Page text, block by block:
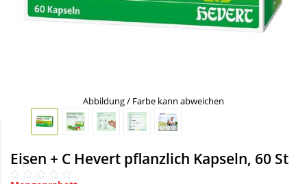
Schnäppchen
Täglich gut versorgt
Liebe & Erotik
NahrungsergänzungAbbildung / Farbe kann abweichen
Eisen + C Hevert pflanzlich Kapseln, 60 St